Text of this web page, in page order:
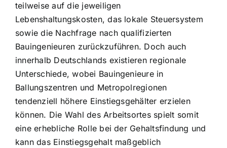
teilweise auf die jeweiligen
Lebenshaltungskosten, das lokale Steuersystem
sowie die Nachfrage nach qualifizierten
Bauingenieuren zurückzuführen. Doch auch
innerhalb Deutschlands existieren regionale
Unterschiede, wobei Bauingenieure in
Ballungszentren und Metropolregionen
tendenziell höhere Einstiegsgehälter erzielen
können. Die Wahl des Arbeitsortes spielt somit
eine erhebliche Rolle bei der Gehaltsfindung und
kann das Einstiegsgehalt maßgeblich